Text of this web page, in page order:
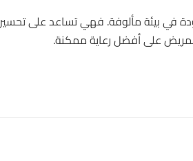
في بيئة مألوفة. فهي تساعد على
المريض على أفضل رعاية ممكنة.